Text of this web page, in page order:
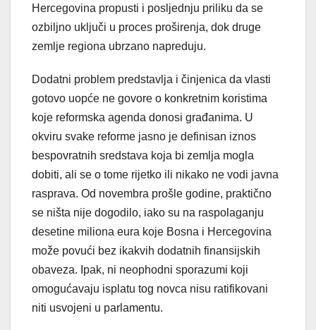
Hercegovina propusti i posljednju priliku da se
ozbiljno uključi u proces proširenja, dok druge
zemlje regiona ubrzano napreduju.
Dodatni problem predstavlja i činjenica da vlasti
gotovo uopće ne govore o konkretnim koristima
koje reformska agenda donosi građanima. U
okviru svake reforme jasno je definisan iznos
bespovratnih sredstava koja bi zemlja mogla
dobiti, ali se o tome rijetko ili nikako ne vodi javna
rasprava. Od novembra prošle godine, praktično
se ništa nije dogodilo, iako su na raspolaganju
desetine miliona eura koje Bosna i Hercegovina
može povući bez ikakvih dodatnih finansijskih
obaveza. Ipak, ni neophodni sporazumi koji
omogućavaju isplatu tog novca nisu ratifikovani
niti usvojeni u parlamentu.